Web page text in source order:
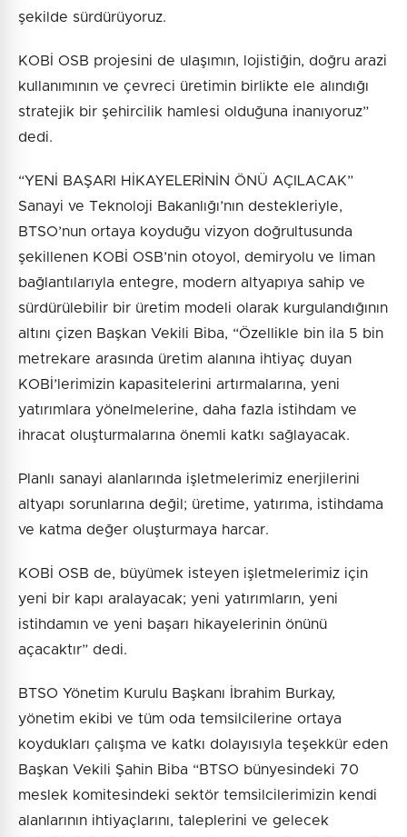
şekilde sürdürüyoruz.
KOBİ OSB projesini de ulaşımın, lojistiğin, doğru arazi
kullanımının ve çevreci üretimin birlikte ele alındığı
stratejik bir şehircilik hamlesi olduğuna inanıyoruz”
dedi.
“YENİ BAŞARI HİKAYELERİNİN ÖNÜ AÇILACAK”
Sanayi ve Teknoloji Bakanlığı’nın destekleriyle,
BTSO’nun ortaya koyduğu vizyon doğrultusunda
şekillenen KOBİ OSB’nin otoyol, demiryolu ve liman
bağlantılarıyla entegre, modern altyapıya sahip ve
sürdürülebilir bir üretim modeli olarak kurgulandığının
altını çizen Başkan Vekili Biba, “Özellikle bin ila 5 bin
metrekare arasında üretim alanına ihtiyaç duyan
KOBİ’lerimizin kapasitelerini artırmalarına, yeni
yatırımlara yönelmelerine, daha fazla istihdam ve
ihracat oluşturmalarına önemli katkı sağlayacak.
Planlı sanayi alanlarında işletmelerimiz enerjilerini
altyapı sorunlarına değil; üretime, yatırıma, istihdama
ve katma değer oluşturmaya harcar.
KOBİ OSB de, büyümek isteyen işletmelerimiz için
yeni bir kapı aralayacak; yeni yatırımların, yeni
istihdamın ve yeni başarı hikayelerinin önünü
açacaktır” dedi.
BTSO Yönetim Kurulu Başkanı İbrahim Burkay,
yönetim ekibi ve tüm oda temsilcilerine ortaya
koydukları çalışma ve katkı dolayısıyla teşekkür eden
Başkan Vekili Şahin Biba “BTSO bünyesindeki 70
meslek komitesindeki sektör temsilcilerimizin kendi
alanlarının ihtiyaçlarını, taleplerini ve gelecek